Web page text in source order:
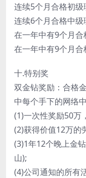
连续5个月合格初
连续6个月合格中
在一年中有9个月
在一年中有9个月
十.特别奖
双金钻奖励：合格
中每个手下的网络
(1)一次性奖励50万
(2)获得价值12万的
(3)1年12个晚上金
山);
(4)公司通知的所有